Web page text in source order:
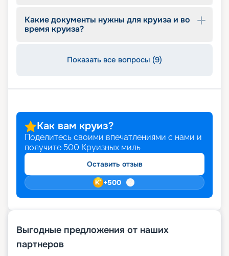
Какие документы нужны для круиза и во
время круиза?
Показать все вопросы (9)
Как вам круиз?
Поделитесь своими впечатлениями с нами и
получите 500 Круизных миль
Оставить отзыв
+500
Выгодные предложения от наших
партнеров